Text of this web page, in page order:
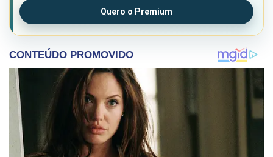
Quero o Premium